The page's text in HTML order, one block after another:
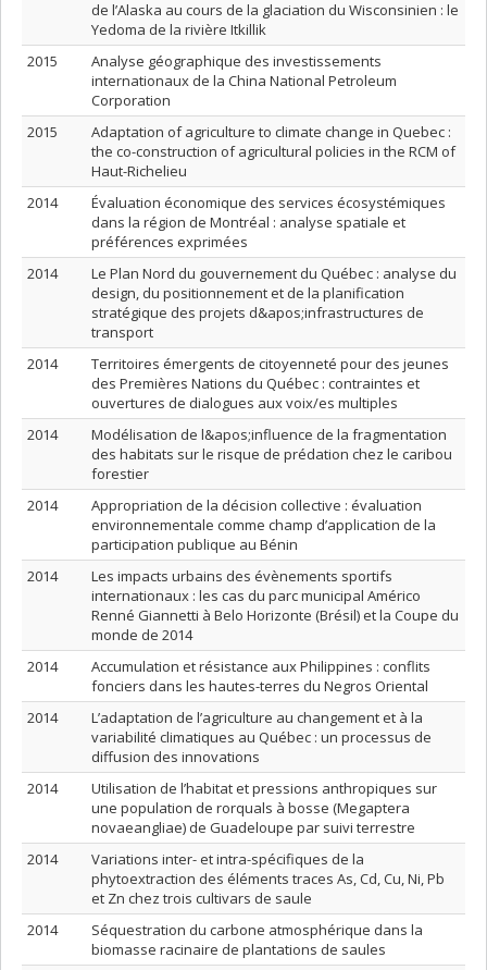
de l’Alaska au cours de la glaciation du Wisconsinien : le
Yedoma de la rivière Itkillik
2015
Analyse géographique des investissements
internationaux de la China National Petroleum
Corporation
2015
Adaptation of agriculture to climate change in Quebec :
the co-construction of agricultural policies in the RCM of
Haut-Richelieu
2014
Évaluation économique des services écosystémiques
dans la région de Montréal : analyse spatiale et
préférences exprimées
2014
Le Plan Nord du gouvernement du Québec : analyse du
design, du positionnement et de la planification
stratégique des projets d&apos;infrastructures de
transport
2014
Territoires émergents de citoyenneté pour des jeunes
des Premières Nations du Québec : contraintes et
ouvertures de dialogues aux voix/es multiples
2014
Modélisation de l&apos;influence de la fragmentation
des habitats sur le risque de prédation chez le caribou
forestier
2014
Appropriation de la décision collective : évaluation
environnementale comme champ d’application de la
participation publique au Bénin
2014
Les impacts urbains des évènements sportifs
internationaux : les cas du parc municipal Américo
Renné Giannetti à Belo Horizonte (Brésil) et la Coupe du
monde de 2014
2014
Accumulation et résistance aux Philippines : conflits
fonciers dans les hautes-terres du Negros Oriental
2014
L’adaptation de l’agriculture au changement et à la
variabilité climatiques au Québec : un processus de
diffusion des innovations
2014
Utilisation de l’habitat et pressions anthropiques sur
une population de rorquals à bosse (Megaptera
novaeangliae) de Guadeloupe par suivi terrestre
2014
Variations inter- et intra-spécifiques de la
phytoextraction des éléments traces As, Cd, Cu, Ni, Pb
et Zn chez trois cultivars de saule
2014
Séquestration du carbone atmosphérique dans la
biomasse racinaire de plantations de saules